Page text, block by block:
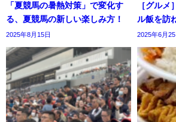
「夏競馬の暑熱対策」で変化す
る、夏競馬の新しい楽しみ方！
2025年8月15日
［グルメ
ル飯を訪
2025年6月25